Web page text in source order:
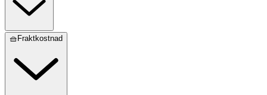
🧺Fraktkostnad